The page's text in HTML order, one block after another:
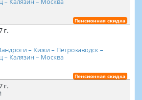
Пенсионная скидка
г.
– Кижи – Петрозаводск –
– Калязин – Москва
Пенсионная скидка
г.